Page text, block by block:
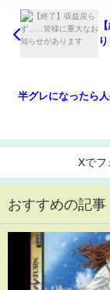
半グレになったら
Xでフ
おすすめの記事